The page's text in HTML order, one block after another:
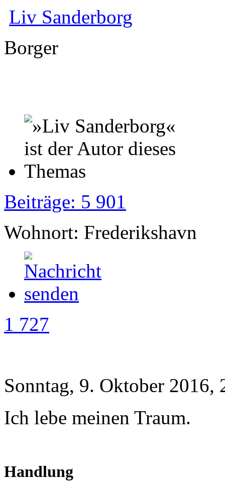
Liv Sanderborg
Borger
Beiträge: 5 901
Wohnort: Frederikshavn
1 727
Sonntag, 9. Oktober 2016,
Ich lebe meinen Traum.
Handlung